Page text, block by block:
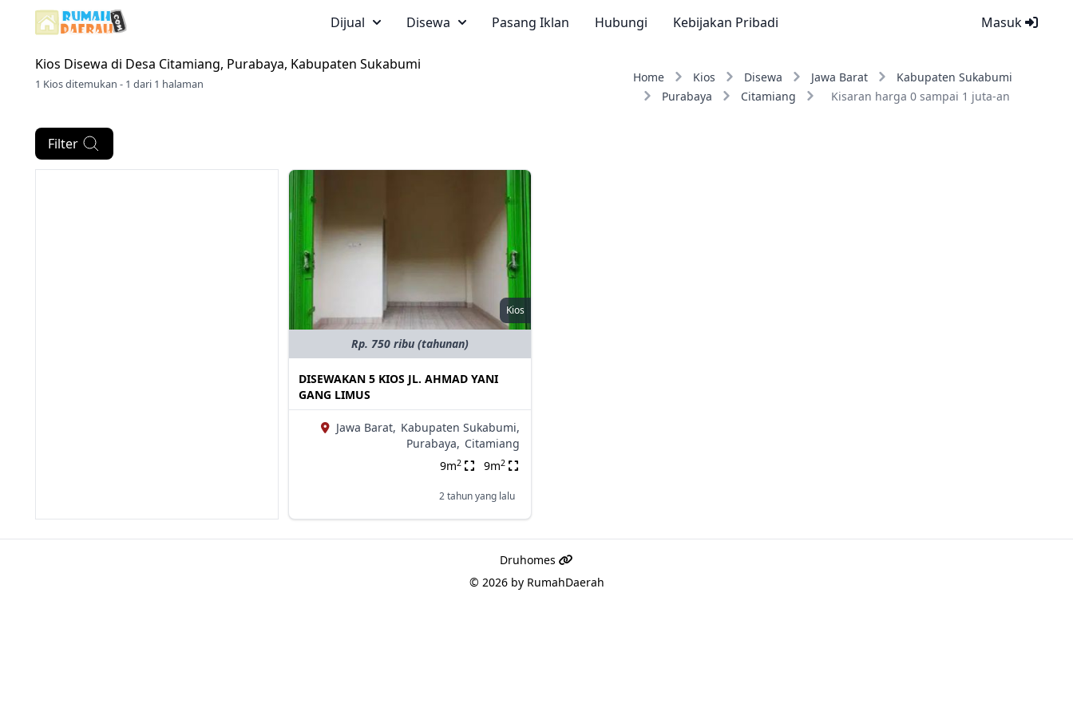
Masuk
Dijual Disewa Pasang Iklan Hubungi Kebijakan Pribadi
Kios Disewa di Desa Citamiang, Purabaya, Kabupaten Sukabumi
1 Kios ditemukan - 1 dari 1 halaman Home Kios Disewa Jawa Barat
Kabupaten Sukabumi
Purabaya
Citamiang Kisaran harga 0 sampai 1 juta-an
Filter
Kios
Rp. 750 ribu (tahunan)
DISEWAKAN 5 KIOS JL. AHMAD YANI
GANG LIMUS
Jawa Barat, Kabupaten Sukabumi,
Purabaya, Citamiang
9m2 9m2
2 tahun yang lalu
Druhomes
© 2026 by RumahDaerah